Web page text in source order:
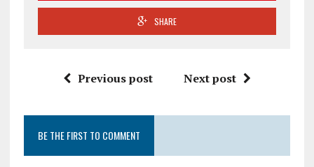
SHARE
Previous post Next post
BE THE FIRST TO COMMENT